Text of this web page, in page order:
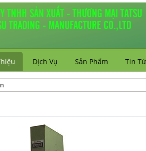
TNHH SẢN XUẤT - THƯƠNG MẠI TATSU
TRADING - MANUFACTURE CO.,LTD
Dịch Vụ Sản Phẩm Tin